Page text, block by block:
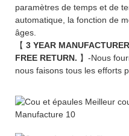
paramètres de temps et de
automatique, la fonction de
âges.
【 3 YEAR
FREE RETURN. 】-Nous
nous faisons tous les efforts